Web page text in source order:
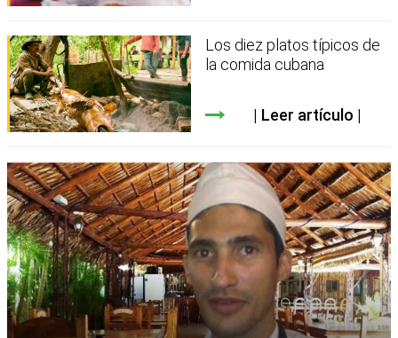
Los diez platos típicos de
la comida cubana
Leer artículo